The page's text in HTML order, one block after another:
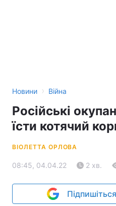
Новини › Війна
Російські
їсти котячий
ВІОЛЕТТА ОРЛОВА
08:45, 04.04.22 2 хв.